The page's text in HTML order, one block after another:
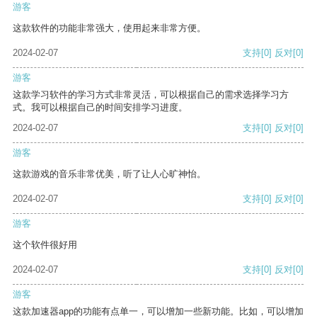
游客
这款软件的功能非常强大，使用起来非常方便。
2024-02-07 支持[0] 反对[0]
游客
这款学习软件的学习方式非常灵活，可以根据自己的需求选择学习方
式。我可以根据自己的时间安排学习进度。
2024-02-07
支持[0] 反对[0]
游客
这款游戏的音乐非常优美，听了让人心旷神怡。
2024-02-07 支持[0] 反对[0]
游客
这个软件很好用
2024-02-07 支持[0] 反对[0]
游客
这款加速器app的功能有点单一，可以增加一些新功能。比如，可以增加